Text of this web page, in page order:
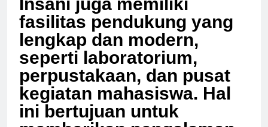
fasilitas pendukung yang
lengkap dan modern,
seperti laboratorium,
perpustakaan, dan pusat
kegiatan mahasiswa. Hal
ini bertujuan untuk